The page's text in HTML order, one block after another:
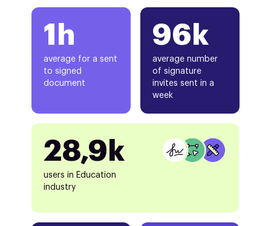
1h
average for a sent
to signed
document
96k
average number
of signature
invites sent in a
week
28,9k
users in Education
industry